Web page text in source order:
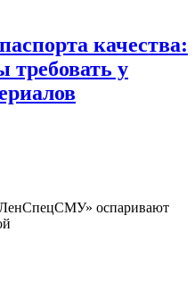
качества:
требовать у
оспаривают